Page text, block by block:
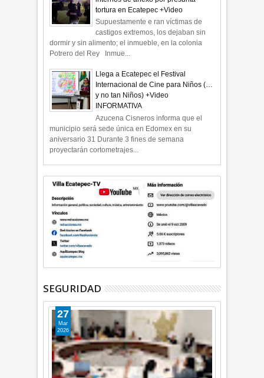
tortura en Ecatepec +Video
Supuestamente e ran víctimas de
castigos extremos, los dejaban sin
dormir y sin alimento; el inmueble, en la colonia
Potrero del Rey Inmue...
Llega a Ecatepec el Festival
Internacional de Cine para Niños (…
y no tan Niños) +Video
INFORMATIVA
Azucena Cisneros informa que el
municipio será sede única en Edomex en su
aniversario 31 Durante 3 fines de semana
proyectarán cortometrajes...
SEGURIDAD
27
Mar
2026